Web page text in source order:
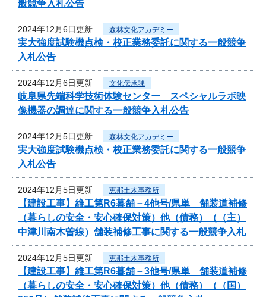
般競争入札公告
2024年12月6日更新 森林文化アカデミー
実大強度試験機点検・校正業務委託に関する一般競争
入札公告
2024年12月6日更新 文化伝承課
岐阜県先端科学技術体験センター スペシャルラボ映
像機器の調達に関する一般競争入札公告
2024年12月5日更新 森林文化アカデミー
実大強度試験機点検・校正業務委託に関する一般競争
入札公告
2024年12月5日更新 恵那土木事務所
【建設工事】維工第R6暮舗－4他号/県単 舗装道補修
（暮らしの安全・安心確保対策）他（債務）（（主）
中津川南木曽線）舗装補修工事に関する一般競争入札
2024年12月5日更新 恵那土木事務所
【建設工事】維工第R6暮舗－3他号/県単 舗装道補修
（暮らしの安全・安心確保対策）他（債務）（（国）